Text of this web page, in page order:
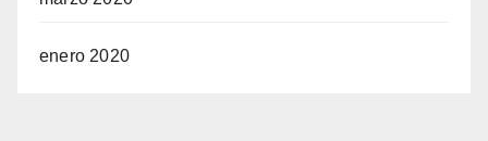
enero 2020